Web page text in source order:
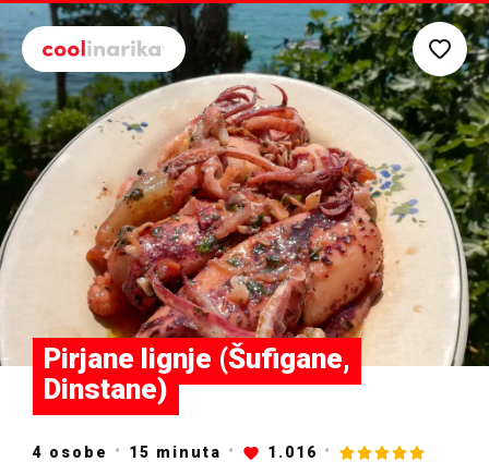
Preskoči na glavni sadržaj
Pirjane lignje (Šufigane,
Dinstane)
4 osobe 15 minuta 1.016